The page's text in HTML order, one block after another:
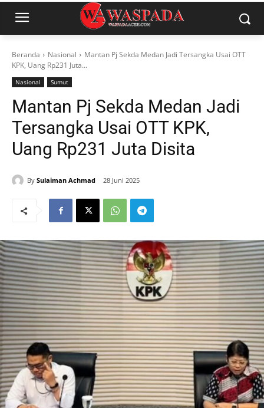
Beranda Nasional
Mantan Pj Sekda Medan Jadi Tersangka Usai OTT
KPK, Uang Rp231 Juta...
Nasional Sumut
Mantan Pj Sekda Medan Jadi
Tersangka Usai OTT KPK,
Uang Rp231 Juta Disita
By Sulaiman Achmad 28 Juni 2025